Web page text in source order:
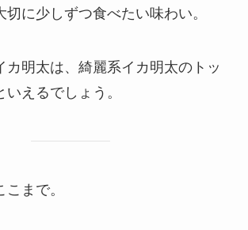
切に少しずつ食べたい味わい。
カ明太は、綺麗系イカ明太のトッ
えるでしょう。
まで。